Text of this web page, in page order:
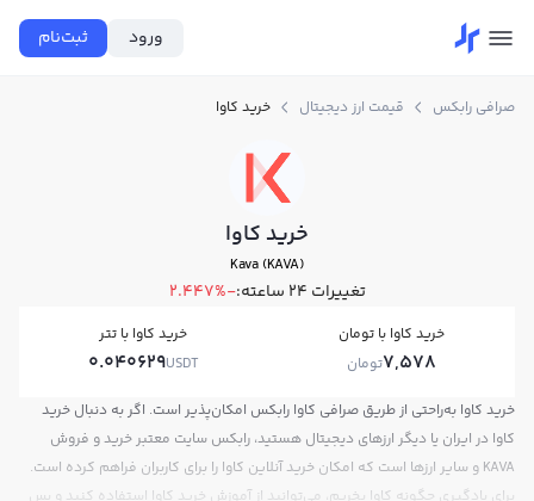
ورود ثبت‌نام
صرافی رابکس قیمت ارز دیجیتال خرید کاوا
خرید کاوا
Kava (KAVA)
تغییرات ۲۴ ساعته: -2.447%
خرید کاوا با تومان
7,578تومان
خرید کاوا با تتر
0.040629USDT
خرید کاوا به‌راحتی از طریق صرافی کاوا رابکس امکان‌پذیر است. اگر به دنبال خرید
کاوا در ایران یا دیگر ارزهای دیجیتال هستید، رابکس سایت معتبر خرید و فروش
KAVA و سایر ارزها است که امکان خرید آنلاین کاوا را برای کاربران فراهم کرده است.